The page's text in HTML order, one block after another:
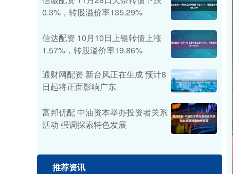
0.3%，转股溢价率135.29%
信达配资 10月10日上银转债上涨
1.57%，转股溢价率19.86%
通财网配资 新台风正在生成 预计8
日起将正面影响广东
富邦优配 中油资本举办投资者关系
活动 强调探索特色发展
推荐资讯